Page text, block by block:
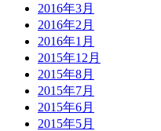
2016年3月
2016年2月
2016年1月
2015年12月
2015年8月
2015年7月
2015年6月
2015年5月